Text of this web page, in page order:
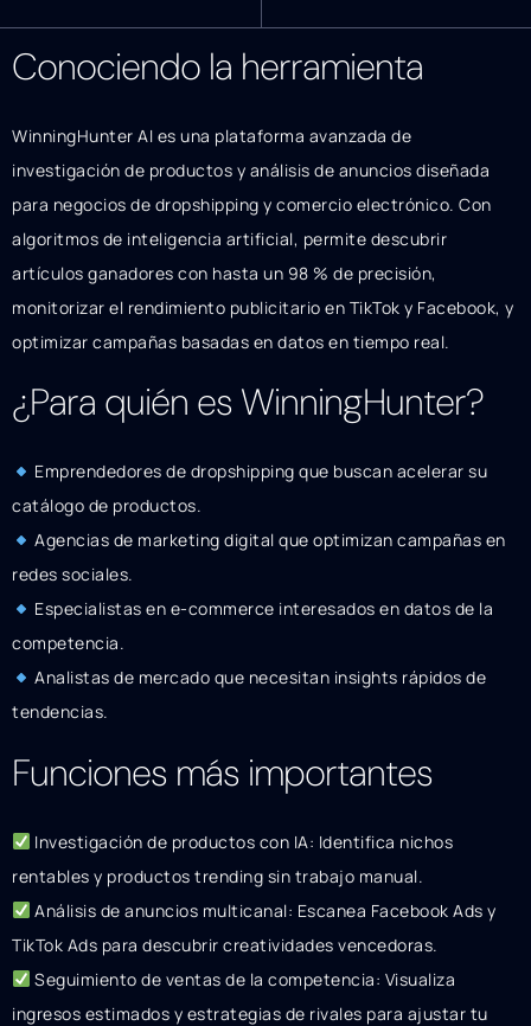
Conociendo la herramienta
WinningHunter AI es una plataforma avanzada de
investigación de productos y análisis de anuncios diseñada
para negocios de dropshipping y comercio electrónico. Con
algoritmos de inteligencia artificial, permite descubrir
artículos ganadores con hasta un 98 % de precisión,
monitorizar el rendimiento publicitario en TikTok y Facebook, y
optimizar campañas basadas en datos en tiempo real.
¿Para quién es WinningHunter?
Emprendedores de dropshipping que buscan acelerar su
catálogo de productos.
Agencias de marketing digital que optimizan campañas en
redes sociales.
Especialistas en e-commerce interesados en datos de la
competencia.
Analistas de mercado que necesitan insights rápidos de
tendencias.
Funciones más importantes
Investigación de productos con IA: Identifica nichos
rentables y productos trending sin trabajo manual.
Análisis de anuncios multicanal: Escanea Facebook Ads y
TikTok Ads para descubrir creatividades vencedoras.
Seguimiento de ventas de la competencia: Visualiza
ingresos estimados y estrategias de rivales para ajustar tu